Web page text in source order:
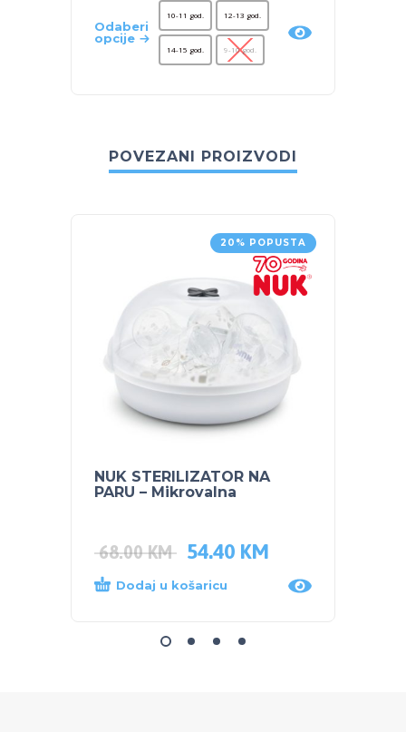
Odaberi
opcije
10-11 god. 12-13 god.
14-15 god. 9-10 god.
POVEZANI PROIZVODI
20% POPUSTA
NUK STERILIZATOR NA
PARU – Mikrovalna
68.00KM 54.40 KM
Dodaj u košaricu